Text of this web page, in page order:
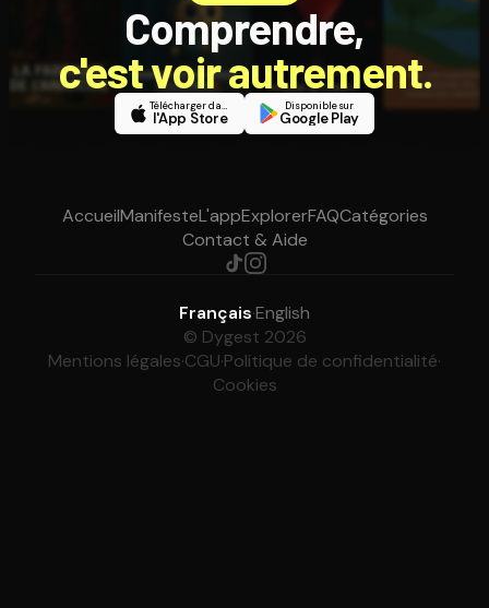
Comprendre,
c'est voir autrement.
Télécharger dans
l'App Store
Disponible sur
Google Play
AccueilManifesteL'appExplorerFAQCatégories
Contact & Aide
Français·English
© Dygest 2026
Mentions légales·CGU·Politique de confidentialité·
Cookies